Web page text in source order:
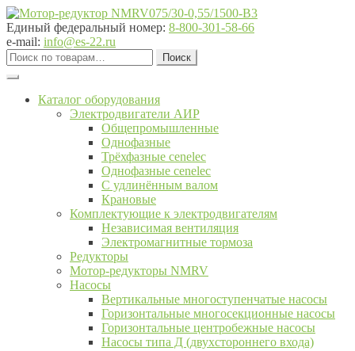
Перейти
к
навигации
Перейти
к
содержимому
Единый федеральный номер: 8-800-301-58-66
e-mail: info@es-22.ru
Искать:
Поиск
Каталог оборудования
Электродвигатели АИР
Общепромышленные
Однофазные
Трёхфазные cenelec
Однофазные cenelec
С удлинённым валом
Крановые
Комплектующие к электродвигателям
Независимая вентиляция
Электромагнитные тормоза
Редукторы
Мотор-редукторы NMRV
Насосы
Вертикальные многоступенчатые насосы
Горизонтальные многосекционные насосы
Горизонтальные центробежные насосы
Насосы типа Д (двухстороннего входа)